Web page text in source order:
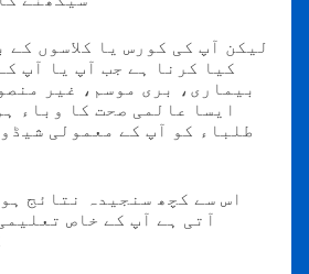
لیکن آپ کی کورس یا کلاسوں
کیا کرنا ہے جب آپ یا آپ
بیماری، بری موسم، غیر
ایسا عالمی صحت کا وباء
طلباء کو آپ کے معمولی
اس سے کچھ سنجیدہ نتائج
آتی ہے آپ کے خاص